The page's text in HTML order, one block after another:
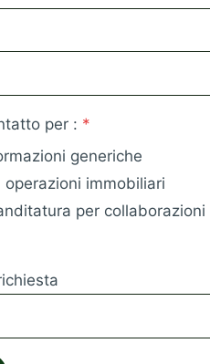
per : *
generiche
operazioni immobiliari
per collaborazioni